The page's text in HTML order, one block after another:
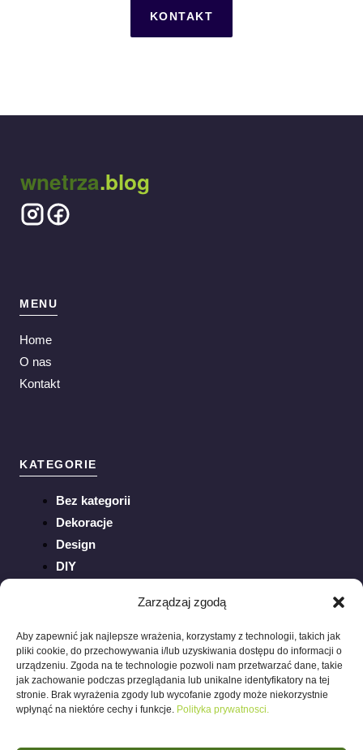
Zarządzaj zgodą
Aby zapewnić jak najlepsze wrażenia, korzystamy z technologii, takich jak
pliki cookie, do przechowywania i/lub uzyskiwania dostępu do informacji o
urządzeniu. Zgoda na te technologie pozwoli nam przetwarzać dane, takie
jak zachowanie podczas przeglądania lub unikalne identyfikatory na tej
stronie. Brak wyrażenia zgody lub wycofanie zgody może niekorzystnie
wpłynąć na niektóre cechy i funkcje. Polityka prywatnosci.
KONTAKT
wnetrza.blog
MENU
Home
O nas
Kontakt
KATEGORIE
Bez kategorii
Dekoracje
Design
DIY
Porady
Sztuka
Trendy
Wnętrza